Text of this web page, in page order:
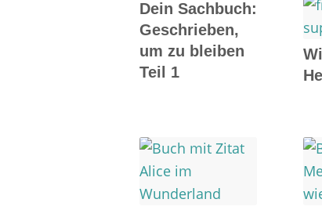
Dein Sachbuch:
Geschrieben,
um zu bleiben
Teil 1